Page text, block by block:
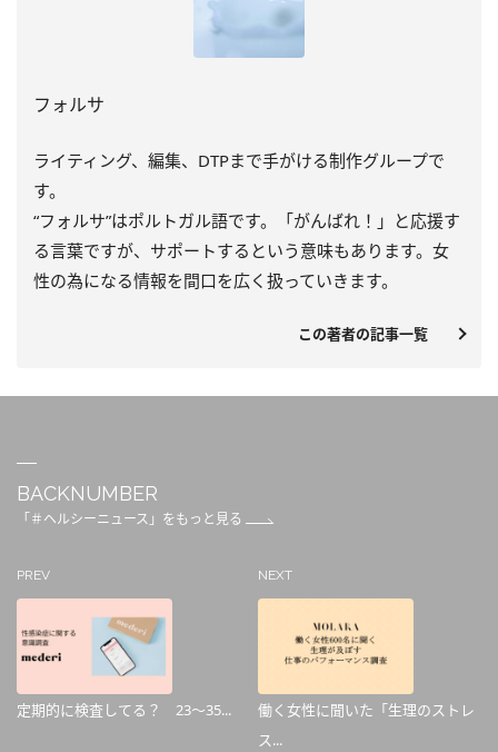
フォルサ
ライティング、編集、DTPまで手がける制作グループで
す。
“フォルサ”はポルトガル語です。「がんばれ！」と応援す
る言葉ですが、サポートするという意味もあります。女
性の為になる情報を間口を広く扱っていきます。
この著者の記事一覧
BACKNUMBER
「＃ヘルシーニュース」をもっと見る
PREV
定期的に検査してる？ 23〜35...
NEXT
働く女性に聞いた「生理のストレ
ス...